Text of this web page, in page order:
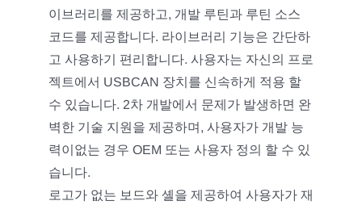
이브러리를 제공하고, 개발 루틴과 루틴 소스
코드를 제공합니다. 라이브러리 기능은 간단하
고 사용하기 편리합니다. 사용자는 자신의 프로
젝트에서 USBCAN 장치를 신속하게 적용 할
수 있습니다. 2차 개발에서 문제가 발생하면 완
벽한 기술 지원을 제공하며, 사용자가 개발 능
력이없는 경우 OEM 또는 사용자 정의 할 수 있
습니다.
로고가 없는 보드와 셸을 제공하여 사용자가 재